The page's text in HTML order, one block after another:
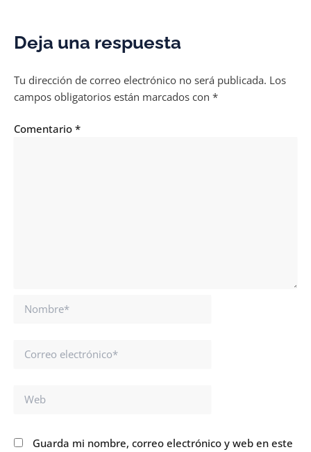
Deja una respuesta
Tu dirección de correo electrónico no será publicada. Los
campos obligatorios están marcados con *
Comentario *
Nombre*
Correo
Web
Guarda mi nombre, correo electrónico y web en este